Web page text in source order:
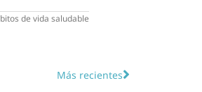
de vida saludable
Más recientes